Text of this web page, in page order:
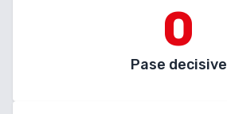
0
Pase decisive